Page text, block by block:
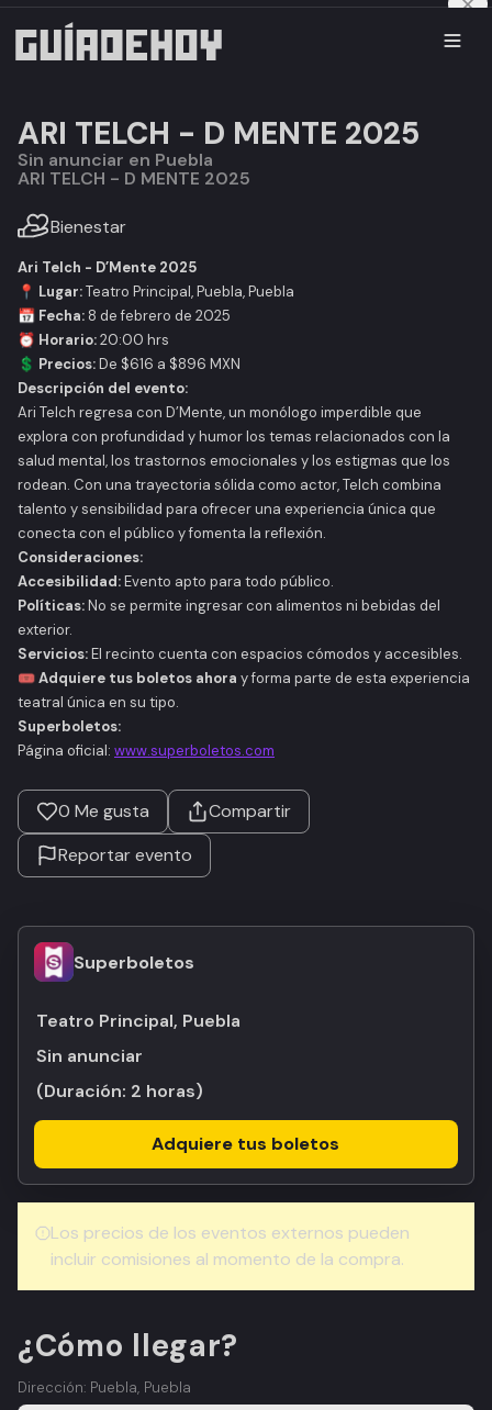
ARI TELCH - D MENTE 2025
Sin anunciar en Puebla
ARI TELCH - D MENTE 2025
Bienestar
Ari Telch - D’Mente 2025
📍 Lugar:Teatro Principal, Puebla, Puebla
📅 Fecha: 8 de febrero de 2025
⏰ Horario:20:00 hrs
💲 Precios:De $616 a $896 MXN
Descripción del evento:
Ari Telch regresa con D’Mente, un monólogo imperdible que
explora con profundidad y humor los temas relacionados con la
salud mental, los trastornos emocionales y los estigmas que los
rodean. Con una trayectoria sólida como actor, Telch combina
talento y sensibilidad para ofrecer una experiencia única que
conecta con el público y fomenta la reflexión.
Consideraciones:
Accesibilidad:Evento apto para todo público.
Políticas:No se permite ingresar con alimentos ni bebidas del
exterior.
Servicios:El recinto cuenta con espacios cómodos y accesibles.
🎟️Adquiere tus boletos ahora y forma parte de esta experiencia
teatral única en su tipo.
Superboletos:
Página oficial: www.superboletos.com
0 Me gusta
Compartir
Reportar evento
Superboletos
Teatro Principal, Puebla
Sin anunciar
(Duración: 2 horas)
Adquiere tus boletos
Los precios de los eventos externos pueden
incluir comisiones al momento de la compra.
¿Cómo llegar?
Dirección: Puebla, Puebla